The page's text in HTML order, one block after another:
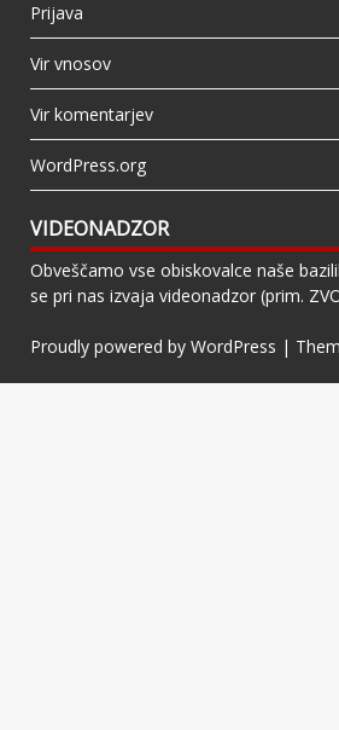
Prijava
Vir vnosov
Vir komentarjev
WordPress.org
VIDEONADZOR
Obveščamo vse obiskovalce naše
se pri nas izvaja videonadzor (prim.
Proudly powered by WordPress |